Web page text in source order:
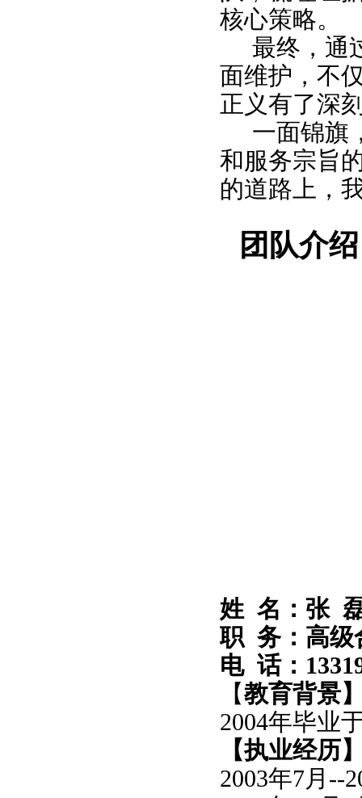
核心策略。
最终，通
面维护，不
正义有了深
一面锦旗
和服务宗旨
的道路上，
团 队介
姓 名：张
职 务：高级
电 话：
【教育背景
2004年毕业
【执业经历
2003年7月--